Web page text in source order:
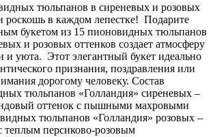
тюльпанов в сиреневых и розовых
роскошь в каждом лепестке! Подарите
букетом из 15 пионовидных тюльпанов
и розовых оттенков создает атмосферу
и уюта. Этот элегантный букет идеально
признания, поздравления или
дорогому человеку. Состав
тюльпанов «Голландия» сиреневых –
оттенок с пышными махровыми
тюльпанов «Голландия» розовых –
теплым персиково-розовым